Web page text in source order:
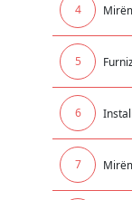
4
5
6
7